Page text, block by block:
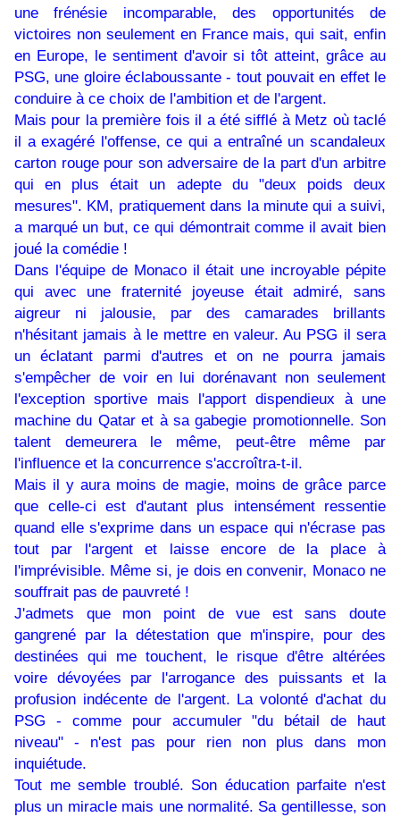
une frénésie incomparable, des opportunités de
victoires non seulement en France mais, qui sait, enfin
en Europe, le sentiment d'avoir si tôt atteint, grâce au
PSG, une gloire éclaboussante - tout pouvait en effet le
conduire à ce choix de l'ambition et de l'argent.
Mais pour la première fois il a été sifflé à Metz où taclé
il a exagéré l'offense, ce qui a entraîné un scandaleux
carton rouge pour son adversaire de la part d'un arbitre
qui en plus était un adepte du "deux poids deux
mesures". KM, pratiquement dans la minute qui a suivi,
a marqué un but, ce qui démontrait comme il avait bien
joué la comédie !
Dans l'équipe de Monaco il était une incroyable pépite
qui avec une fraternité joyeuse était admiré, sans
aigreur ni jalousie, par des camarades brillants
n'hésitant jamais à le mettre en valeur. Au PSG il sera
un éclatant parmi d'autres et on ne pourra jamais
s'empêcher de voir en lui dorénavant non seulement
l'exception sportive mais l'apport dispendieux à une
machine du Qatar et à sa gabegie promotionnelle. Son
talent demeurera le même, peut-être même par
l'influence et la concurrence s'accroîtra-t-il.
Mais il y aura moins de magie, moins de grâce parce
que celle-ci est d'autant plus intensément ressentie
quand elle s'exprime dans un espace qui n'écrase pas
tout par l'argent et laisse encore de la place à
l'imprévisible. Même si, je dois en convenir, Monaco ne
souffrait pas de pauvreté !
J'admets que mon point de vue est sans doute
gangrené par la détestation que m'inspire, pour des
destinées qui me touchent, le risque d'être altérées
voire dévoyées par l'arrogance des puissants et la
profusion indécente de l'argent. La volonté d'achat du
PSG - comme pour accumuler "du bétail de haut
niveau" - n'est pas pour rien non plus dans mon
inquiétude.
Tout me semble troublé. Son éducation parfaite n'est
plus un miracle mais une normalité. Sa gentillesse, son